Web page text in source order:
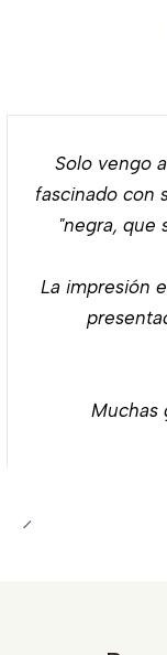
Solo vengo
fascinado con
"negra, que
La impresión
Muchas